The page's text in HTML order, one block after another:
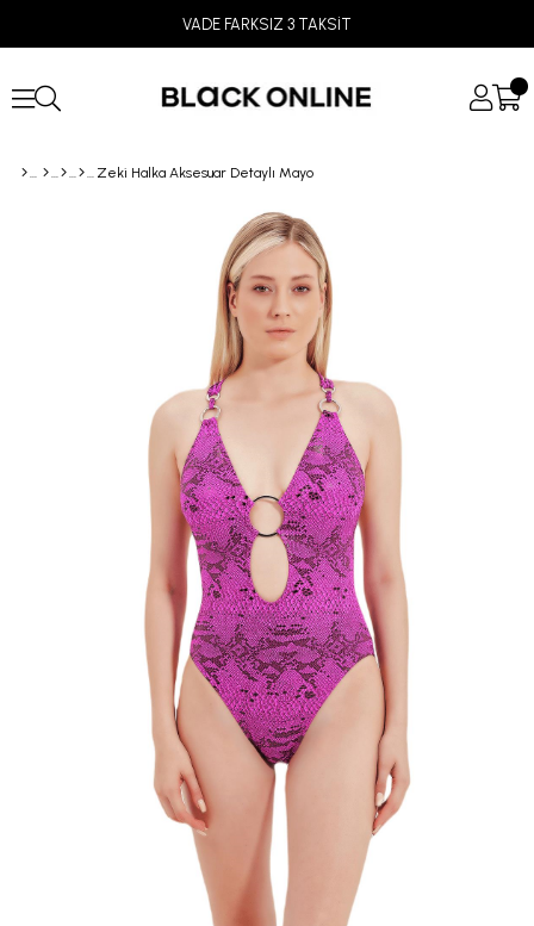
VADE FARKSIZ 3 TAKSİT
Zeki Halka Aksesuar Detaylı Mayo